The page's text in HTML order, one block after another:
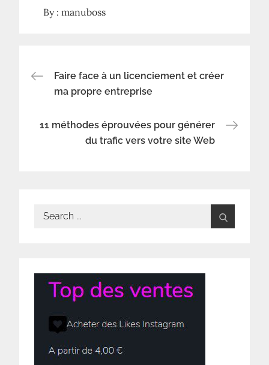
By :manuboss
Navigation
de
l’article
Faire face à un licenciement et créer
ma propre entreprise
11 méthodes éprouvées pour générer
du trafic vers votre site Web
Search